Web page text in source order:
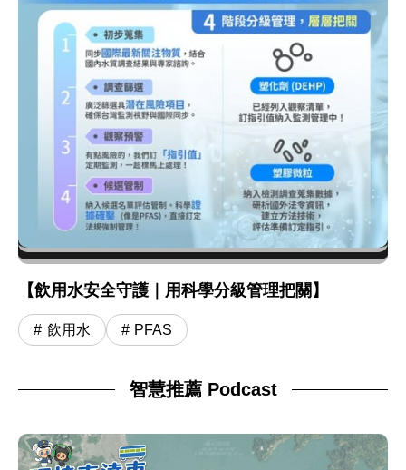
【飲用水安全守護｜用科學分級管理把關】
飲用水 PFAS
智慧推薦 Podcast